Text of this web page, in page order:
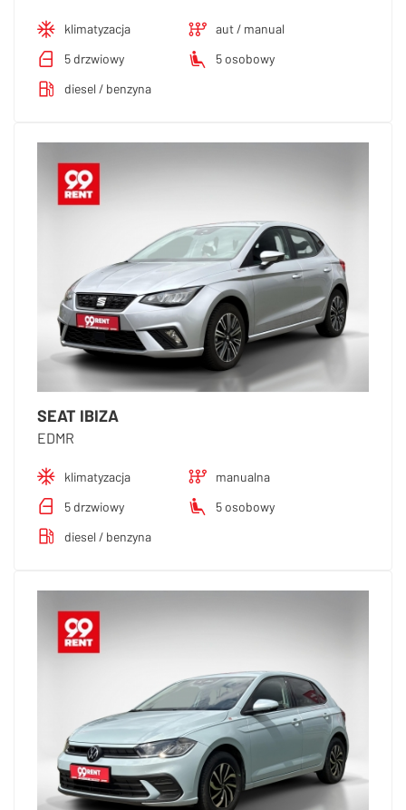
klimatyzacja
aut / manual
5 drzwiowy
5 osobowy
diesel / benzyna
SEAT IBIZA
EDMR
klimatyzacja
manualna
5 drzwiowy
5 osobowy
diesel / benzyna